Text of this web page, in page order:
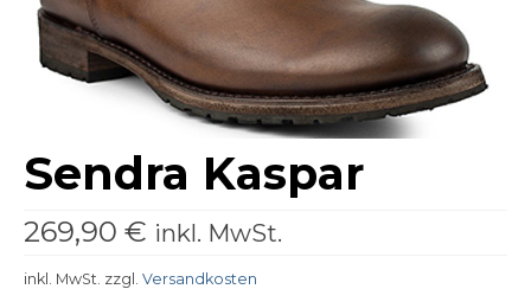
Redback
Schwangau Haferl
Schwangau Laszlo
Sendra
Sendra Kaspar
269,90 € inkl. MwSt.
inkl. MwSt. zzgl. Versandkosten